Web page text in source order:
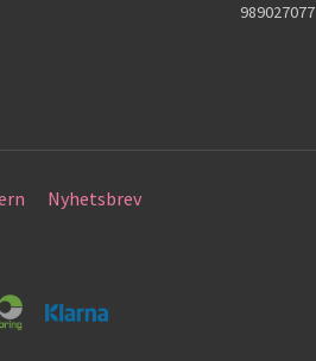
989027077
Nyhetsbrev